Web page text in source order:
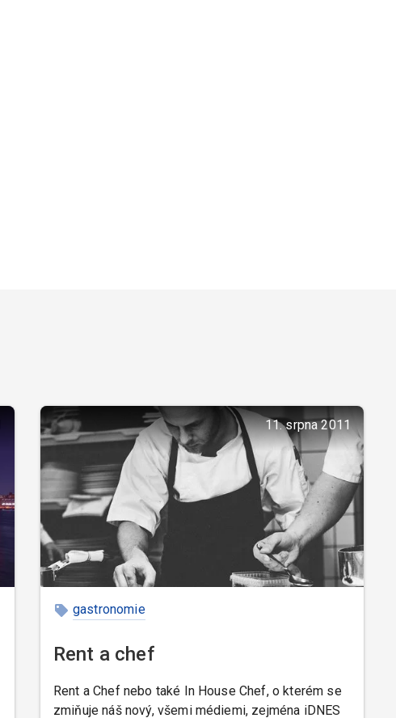
11. srpna 2011
gastronomie
Rent a chef
Rent a Chef nebo také In House Chef, o kterém se
zmiňuje náš nový, všemi médiemi, zejména iDNES